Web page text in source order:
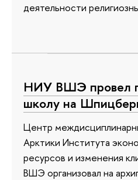
деятельности
НИУ ВШЭ провел
школу на
Центр
Арктики Института
ресурсов и изменения
ВШЭ организовал на